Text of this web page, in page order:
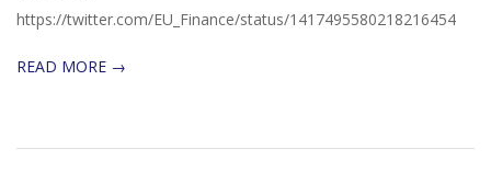
https://twitter.com/EU_Finance/status/1417495580218216454
READ MORE →